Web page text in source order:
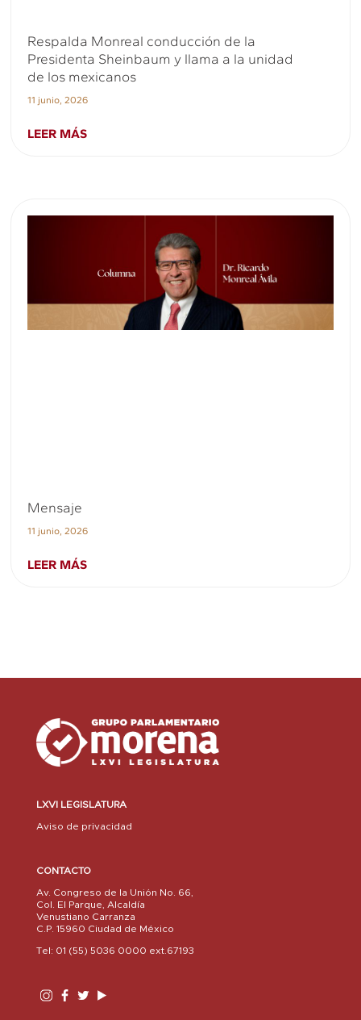
Respalda Monreal conducción de la
Presidenta Sheinbaum y llama a la unidad
de los mexicanos
11 junio, 2026
LEER MÁS
Mensaje
11 junio, 2026
LEER MÁS
LXVI LEGISLATURA
Aviso de privacidad
CONTACTO
Av. Congreso de la Unión No. 66,
Col. El Parque, Alcaldía
Venustiano Carranza
C.P. 15960 Ciudad de México
Tel: 01 (55) 5036 0000 ext.67193